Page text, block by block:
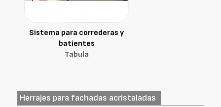
Sistema para correderas y
batientes
Tabula
Herrajes para fachadas acristaladas